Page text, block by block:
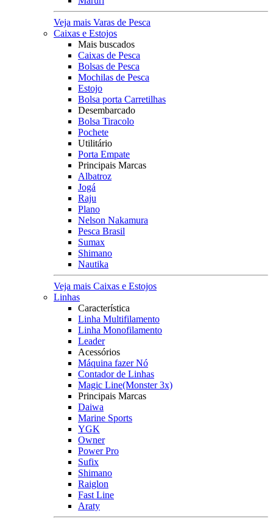
Veja mais Varas de Pesca
Caixas e Estojos
Mais buscados
Caixas de Pesca
Bolsas de Pesca
Mochilas de Pesca
Estojo
Bolsa porta Carretilhas
Desembarcado
Bolsa Tiracolo
Pochete
Utilitário
Porta Empate
Principais Marcas
Albatroz
Jogá
Raju
Plano
Nelson Nakamura
Pesca Brasil
Sumax
Shimano
Nautika
Veja mais Caixas e Estojos
Linhas
Característica
Linha Multifilamento
Linha Monofilamento
Leader
Acessórios
Máquina fazer Nó
Contador de Linhas
Magic Line(Monster 3x)
Principais Marcas
Daiwa
Marine Sports
YGK
Owner
Power Pro
Sufix
Shimano
Raiglon
Fast Line
Araty